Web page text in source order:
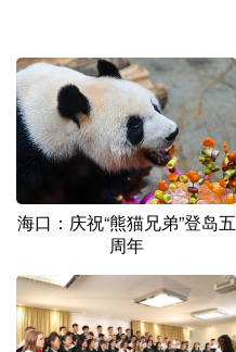
山东 河南
广东 广西
四川 贵州
陕西 甘肃
多语种频道
海口：庆祝“熊猫兄弟”登岛五
周年